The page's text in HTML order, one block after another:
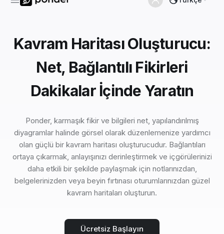
Kavram Haritası Oluşturucu:
Net, Bağlantılı Fikirleri
Dakikalar İçinde Yaratın
Ponder, karmaşık fikir ve bilgileri net, yapılandırılmış
diyagramlar halinde görsel olarak düzenlemenize yardımcı
olan güçlü bir kavram haritası oluşturucudur. Bağlantıları
ortaya çıkarmak, anlayışınızı derinleştirmek ve içgörülerinizi
daha etkili bir şekilde paylaşmak için notlarınızdan,
belgelerinizden veya beyin fırtınası oturumlarınızdan güzel
kavram haritaları oluşturun.
Ücretsiz Başlayın